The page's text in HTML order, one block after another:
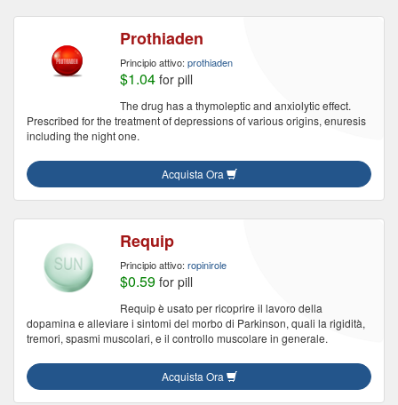
Prothiaden
Principio attivo: prothiaden
$1.04 for pill
The drug has a thymoleptic and anxiolytic effect.
Prescribed for the treatment of depressions of various origins, enuresis
including the night one.
Acquista Ora
Requip
Principio attivo: ropinirole
$0.59 for pill
Requip è usato per ricoprire il lavoro della
dopamina e alleviare i sintomi del morbo di Parkinson, quali la rigidità,
tremori, spasmi muscolari, e il controllo muscolare in generale.
Acquista Ora